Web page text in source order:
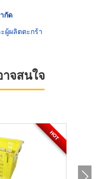
กัด
ผู้ผลิตตะกร้า
จสนใจ
HOT